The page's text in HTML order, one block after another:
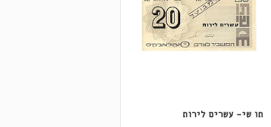
תו שי- עשרים לירות